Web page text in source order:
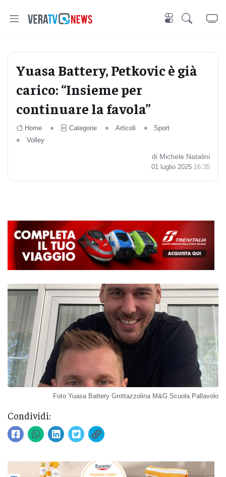
Yuasa Battery, Petkovic è già
carico: “Insieme per
continuare la favola”
Home Categorie Articoli
Sport
Volley
di Michele Natalini
01 luglio 2025 16:35
Foto Yuasa Battery Grottazzolina M&G Scuola Pallavolo
Condividi: